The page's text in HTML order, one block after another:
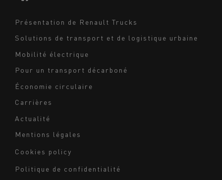
Navigation
footer
Présentation de Renault Trucks
Solutions de transport et de logistique urbaine
Mobilité électrique
Pour un transport décarboné
Économie circulaire
Carrières
Actualité
bas
Mentions légales
Cookies policy
Politique de confidentialité